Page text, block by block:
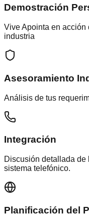
Demostración
Vive Apointa en
industria
Asesoramiento
Análisis de tus
Integración
Discusión detallada de
sistema telefónico.
Planificación del